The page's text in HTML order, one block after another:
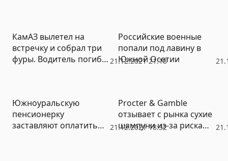
21.12.2021 21:18
КамАЗ вылетел на
встречку и собрал три
фуры. Водитель погиб
Российские военные
попали под лавину в
Южной Осетии
21.12.2021 18:32
Южноуральскую
пенсионерку
заставляют оплатить
Procter & Gamble
отзывает с рынка сухие
шампуни из-за риска